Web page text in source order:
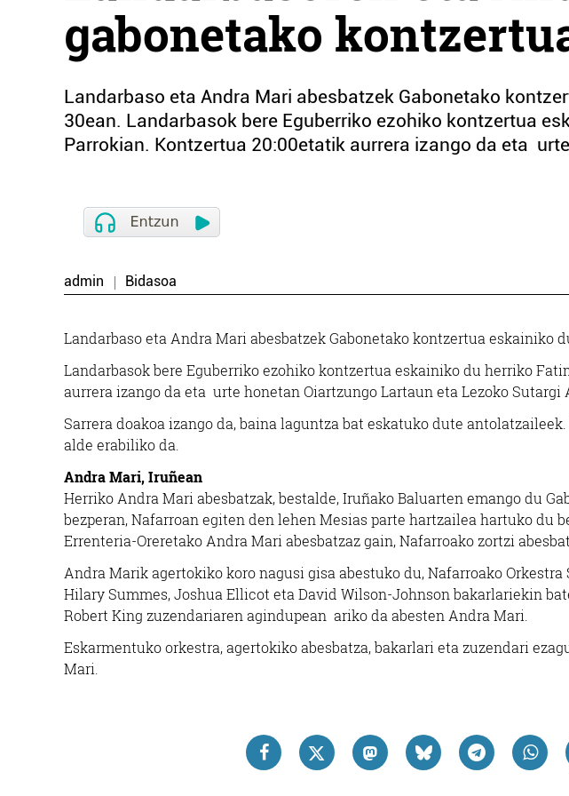
gabonetako
Landarbaso eta Andra Mari abesbatzek Gabonetako
30ean. Landarbasok bere Eguberriko ezohiko kontzertua
Parrokian. Kontzertua 20:00etatik aurrera izango da eta
admin Bidasoa
Landarbaso eta Andra Mari abesbatzek Gabonetako kontzertua eskainiko
Landarbasok bere Eguberriko ezohiko kontzertua eskainiko du herriko
aurrera izango da eta urte honetan Oiartzungo Lartaun eta Lezoko Sutargi
Sarrera doakoa izango da, baina laguntza bat eskatuko dute
alde erabiliko da.
Andra Mari, Iruñean
Herriko Andra Mari abesbatzak, bestalde, Iruñako Baluarten emango du
bezperan, Nafarroan egiten den lehen Mesias parte hartzailea hartuko du
Errenteria-Oreretako Andra Mari abesbatzaz gain, Nafarroako zortzi
Andra Marik agertokiko koro nagusi gisa abestuko du, Nafarroako
Hilary Summes, Joshua Ellicot eta David Wilson-Johnson bakarlariekin
Robert King zuzendariaren agindupean ariko da abesten Andra Mari.
Eskarmentuko orkestra, agertokiko abesbatza, bakarlari eta zuzendari
Mari.